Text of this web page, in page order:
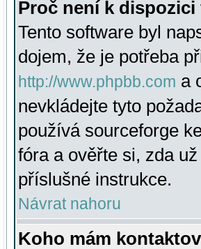
Proč není k dispozici
Tento software byl
dojem, že je potřeba
http://www.phpbb.com a
nevkládejte tyto
používá sourceforge
fóra a ověřte si, zda
příslušné instrukce.
Návrat nahoru
Koho mám